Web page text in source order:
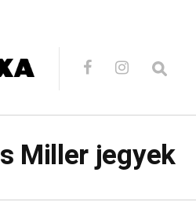
Miller jegyek